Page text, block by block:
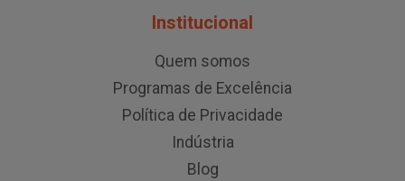
Institucional
Quem somos
Programas de Excelência
Política de Privacidade
Indústria
Blog